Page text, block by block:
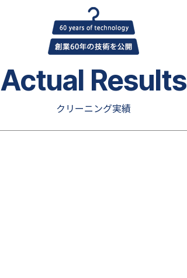
Actual Results
クリーニング実績